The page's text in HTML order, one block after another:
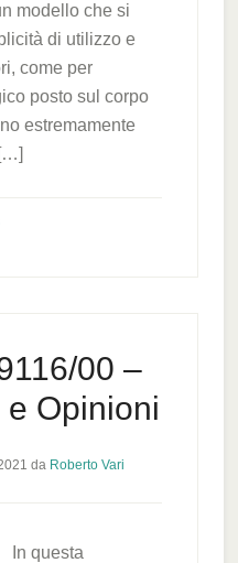
modello che si
di utilizzo e
come per
posto sul corpo
estremamente
00 –
Opinioni
da Roberto Vari
In questa